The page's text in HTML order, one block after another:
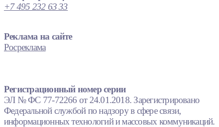
+7 495 232 63 33
Реклама на сайте
Росреклама
Регистрационный номер серии
ЭЛ № ФС 77-72266 от 24.01.2018. Зарегистрировано
Федеральной службой по надзору в сфере связи,
информационных технологий и массовых коммуникаций.